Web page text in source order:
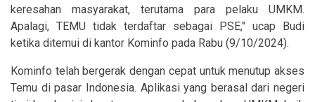
keresahan masyarakat, terutama para pelaku UMKM.
Apalagi, TEMU tidak terdaftar sebagai PSE," ucap Budi
ketika ditemui di kantor Kominfo pada Rabu (9/10/2024).
Kominfo telah bergerak dengan cepat untuk menutup akses
Temu di pasar Indonesia. Aplikasi yang berasal dari negeri